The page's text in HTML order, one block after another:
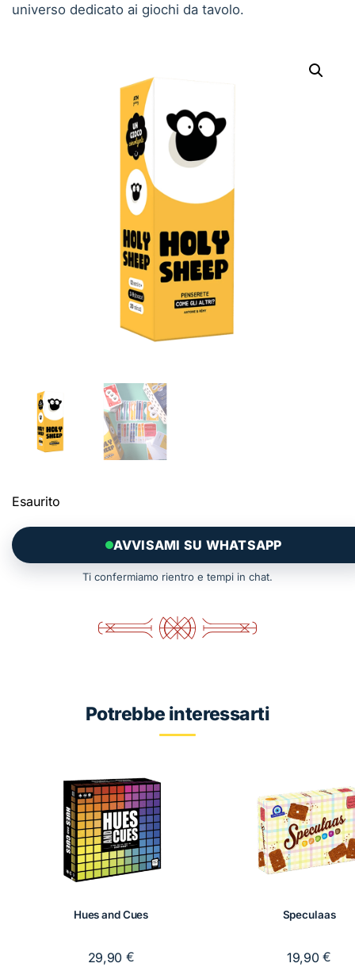
universo dedicato ai giochi da tavolo.
Esaurito
AVVISAMI SU WHATSAPP
Ti confermiamo rientro e tempi in chat.
Potrebbe interessarti
Hues and Cues
29,90 €
Speculaas
19,90€